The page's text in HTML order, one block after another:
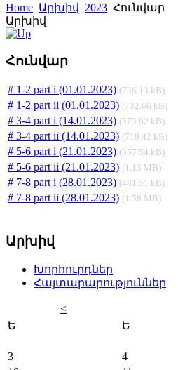
Home Արխիվ 2023 Հունվար
Արխիվ
Հունվար
# 1-2 part i (01.01.2023) (736.13 kB)
# 1-2 part ii (01.01.2023) (732.66 kB)
# 3-4 part i (14.01.2023) (573.82 kB)
# 3-4 part ii (14.01.2023) (719.42 kB)
# 5-6 part i (21.01.2023) (357.54 kB)
# 5-6 part ii (21.01.2023) (1.13 MB)
# 7-8 part i (28.01.2023) (481.51 kB)
# 7-8 part ii (28.01.2023) (1.58 MB)
Արխիվ
Խորհուրդներ
Հայտարարություններ
<
Ե
Ե
3
4